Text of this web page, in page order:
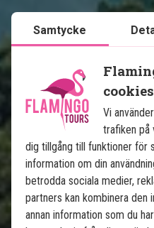
Se karta
Djungel &
Khao Sok och
5 nätter i Khao Lak
Samtycke
cookies
Vi
trafiken på
dig tillgång till funktioner för
information om din
betrodda sociala medier,
partners kan kombinera den
annan information som du